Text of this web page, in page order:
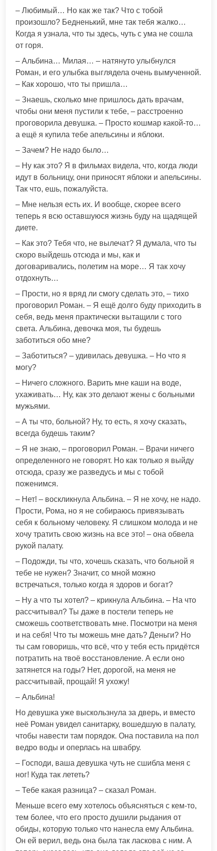
– Любимый… Но как же так? Что с тобой
произошло? Бедненький, мне так тебя жалко…
Когда я узнала, что ты здесь, чуть с ума не сошла
от горя.
– Альбина… Милая… – натянуто улыбнулся
Роман, и его улыбка выглядела очень вымученной.
– Как хорошо, что ты пришла…
– Знаешь, сколько мне пришлось дать врачам,
чтобы они меня пустили к тебе, – расстроенно
проговорила девушка. – Просто кошмар какой-то…
а ещё я купила тебе апельсины и яблоки.
– Зачем? Не надо было…
– Ну как это? Я в фильмах видела, что, когда люди
идут в больницу, они приносят яблоки и апельсины.
Так что, ешь, пожалуйста.
– Мне нельзя есть их. И вообще, скорее всего
теперь я всю оставшуюся жизнь буду на щадящей
диете.
– Как это? Тебя что, не вылечат? Я думала, что ты
скоро выйдешь отсюда и мы, как и
договаривались, полетим на море… Я так хочу
отдохнуть…
– Прости, но я вряд ли смогу сделать это, – тихо
проговорил Роман. – Я ещё долго буду приходить в
себя, ведь меня практически вытащили с того
света. Альбина, девочка моя, ты будешь
заботиться обо мне?
– Заботиться? – удивилась девушка. – Но что я
могу?
– Ничего сложного. Варить мне каши на воде,
ухаживать… Ну, как это делают жены с больными
мужьями.
– А ты что, больной? Ну, то есть, я хочу сказать,
всегда будешь таким?
– Я не знаю, – проговорил Роман. – Врачи ничего
определенного не говорят. Но как только я выйду
отсюда, сразу же разведусь и мы с тобой
поженимся.
– Нет! – воскликнула Альбина. – Я не хочу, не надо.
Прости, Рома, но я не собираюсь привязывать
себя к больному человеку. Я слишком молода и не
хочу тратить свою жизнь на все это! – она обвела
рукой палату.
– Подожди, ты что, хочешь сказать, что больной я
тебе не нужен? Значит, со мной можно
встречаться, только когда я здоров и богат?
– Ну а что ты хотел? – крикнула Альбина. – На что
рассчитывал? Ты даже в постели теперь не
сможешь соответствовать мне. Посмотри на меня
и на себя! Что ты можешь мне дать? Деньги? Но
ты сам говоришь, что всё, что у тебя есть придётся
потратить на твоё восстановление. А если оно
затянется на годы? Нет, дорогой, на меня не
рассчитывай, прощай! Я ухожу!
– Альбина!
Но девушка уже выскользнула за дверь, и вместо
неё Роман увидел санитарку, вошедшую в палату,
чтобы навести там порядок. Она поставила на пол
ведро воды и оперлась на швабру.
– Господи, ваша девушка чуть не сшибла меня с
ног! Куда так лететь?
– Тебе какая разница? – сказал Роман.
Меньше всего ему хотелось объясняться с кем-то,
тем более, что его просто душили рыдания от
обиды, которую только что нанесла ему Альбина.
Он ей верил, ведь она была так ласкова с ним. А